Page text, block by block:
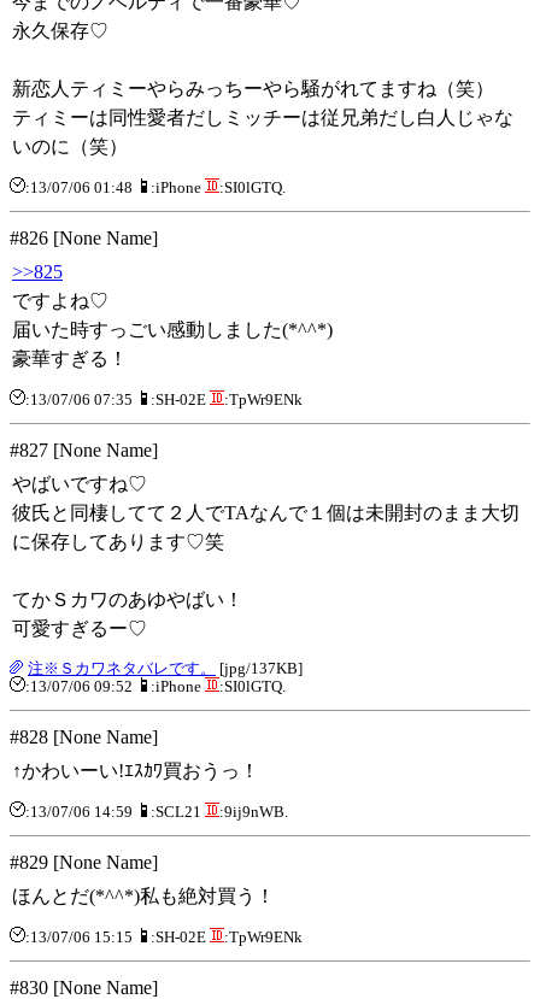
永久保存♡
新恋人ティミーやらみっちーやら騒がれてますね（笑）
ティミーは同性愛者だしミッチーは従兄弟だし白人じゃな
いのに（笑）
:13/07/06 01:48 :iPhone :SI0lGTQ.
#826 [None Name]
>>825
ですよね♡
届いた時すっごい感動しました(*^^*)
豪華すぎる！
:13/07/06 07:35 :SH-02E :TpWr9ENk
#827 [None Name]
やばいですね♡
彼氏と同棲してて２人でTAなんで１個は未開封のまま大切
に保存してあります♡笑
てかＳカワのあゆやばい！
可愛すぎるー♡
注※Ｓカワネタバレです。
[jpg/137KB]
:13/07/06 09:52
:iPhone :SI0lGTQ.
#828 [None Name]
↑かわいーい!ｴｽｶﾜ買おうっ！
:13/07/06 14:59 :SCL21 :9ij9nWB.
#829 [None Name]
ほんとだ(*^^*)私も絶対買う！
:13/07/06 15:15 :SH-02E :TpWr9ENk
#830 [None Name]